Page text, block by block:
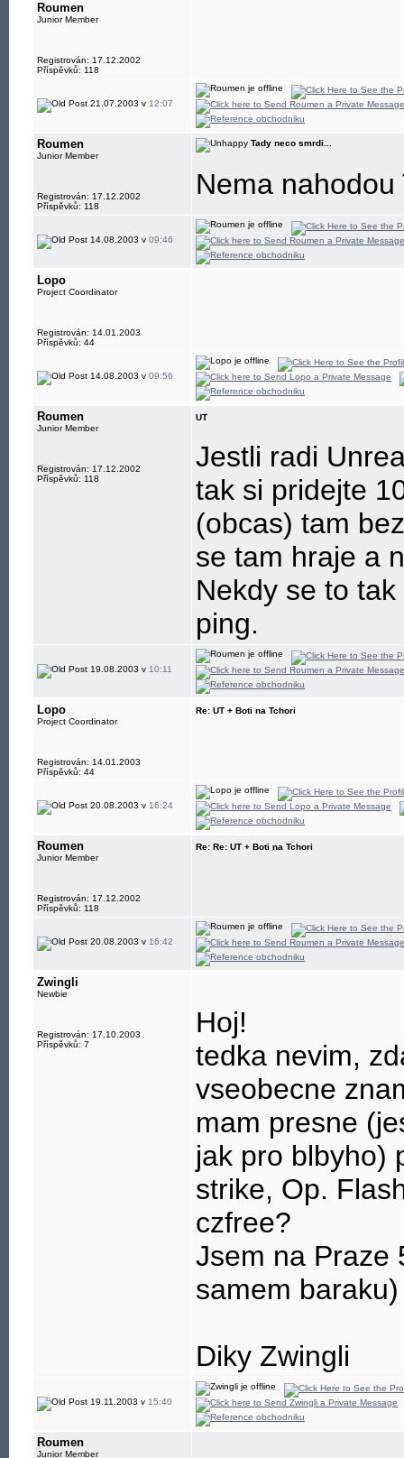
Roumen
Junior Member
Registrován: 17.12.2002
Příspěvků: 118
21.07.2003 v 12:07
Roumen
Junior Member
Registrován: 17.12.2002
Příspěvků: 118
Tady neco smrdi...
Nema
14.08.2003 v 09:46
Lopo
Project Coordinator
Registrován: 14.01.2003
Příspěvků: 44
14.08.2003 v 09:56
Roumen
Junior Member
Registrován: 17.12.2002
Příspěvků: 118
UT
Jestli radi
tak si pridejte
(obcas) tam
se tam hraje a
Nekdy se to
ping.
19.08.2003 v 10:11
Lopo
Project Coordinator
Registrován: 14.01.2003
Příspěvků: 44
Re: UT + Boti na Tchori
20.08.2003 v 16:24
Roumen
Junior Member
Registrován: 17.12.2002
Příspěvků: 118
Re: Re: UT + Boti na Tchori
20.08.2003 v 16:42
Zwingli
Newbie
Registrován: 17.10.2003
Příspěvků: 7
Hoj!
tedka nevim,
vseobecne
mam presne
jak pro blbyho)
strike, Op.
czfree?
Jsem na Praze
samem baraku)
Diky Zwingli
19.11.2003 v 15:40
Roumen
Junior Member